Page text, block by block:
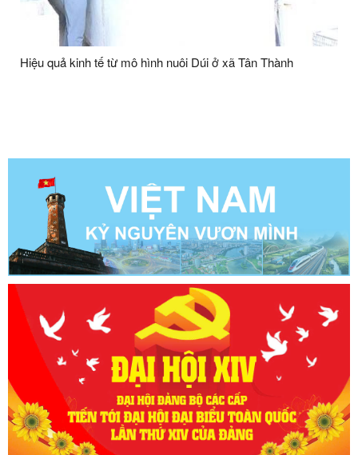
Hiệu quả kinh tế từ mô hình nuôi Dúi ở xã Tân Thành